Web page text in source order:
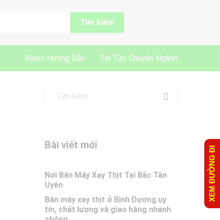
Tìm Kiếm
Video Hướng Dẫn Tin Tức Chuyên Ngành
Bài viết mới
Nơi Bán Máy Xay Thịt Tại Bắc Tân
Uyên
Bán máy xay thịt ở Bình Dương uy
tín, chất lượng và giao hàng nhanh
XEM ĐƯỜNG ĐI